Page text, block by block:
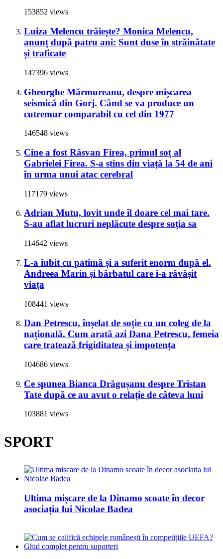
153852 views
Luiza Melencu trăiește? Monica Melencu,
anunț după patru ani: Sunt duse în străinătate
și traficate
147396 views
Gheorghe Mărmureanu, despre mișcarea
seismică din Gorj. Când se va produce un
cutremur comparabil cu cel din 1977
146548 views
Cine a fost Răsvan Firea, primul soț al
Gabrielei Firea. S-a stins din viață la 54 de ani
în urma unui atac cerebral
117179 views
Adrian Mutu, lovit unde îl doare cel mai tare.
S-au aflat lucruri neplăcute despre soția sa
114642 views
L-a iubit cu patimă și a suferit enorm după el.
Andreea Marin și bărbatul care i-a răvășit
viața
108441 views
Dan Petrescu, înșelat de soție cu un coleg de la
națională. Cum arată azi Dana Petrescu, femeia
care tratează frigiditatea și impotența
104686 views
Ce spunea Bianca Drăgușanu despre Tristan
Tate după ce au avut o relație de câteva luni
103881 views
SPORT
Ultima mișcare de la Dinamo scoate în decor
asociația lui Nicolae Badea